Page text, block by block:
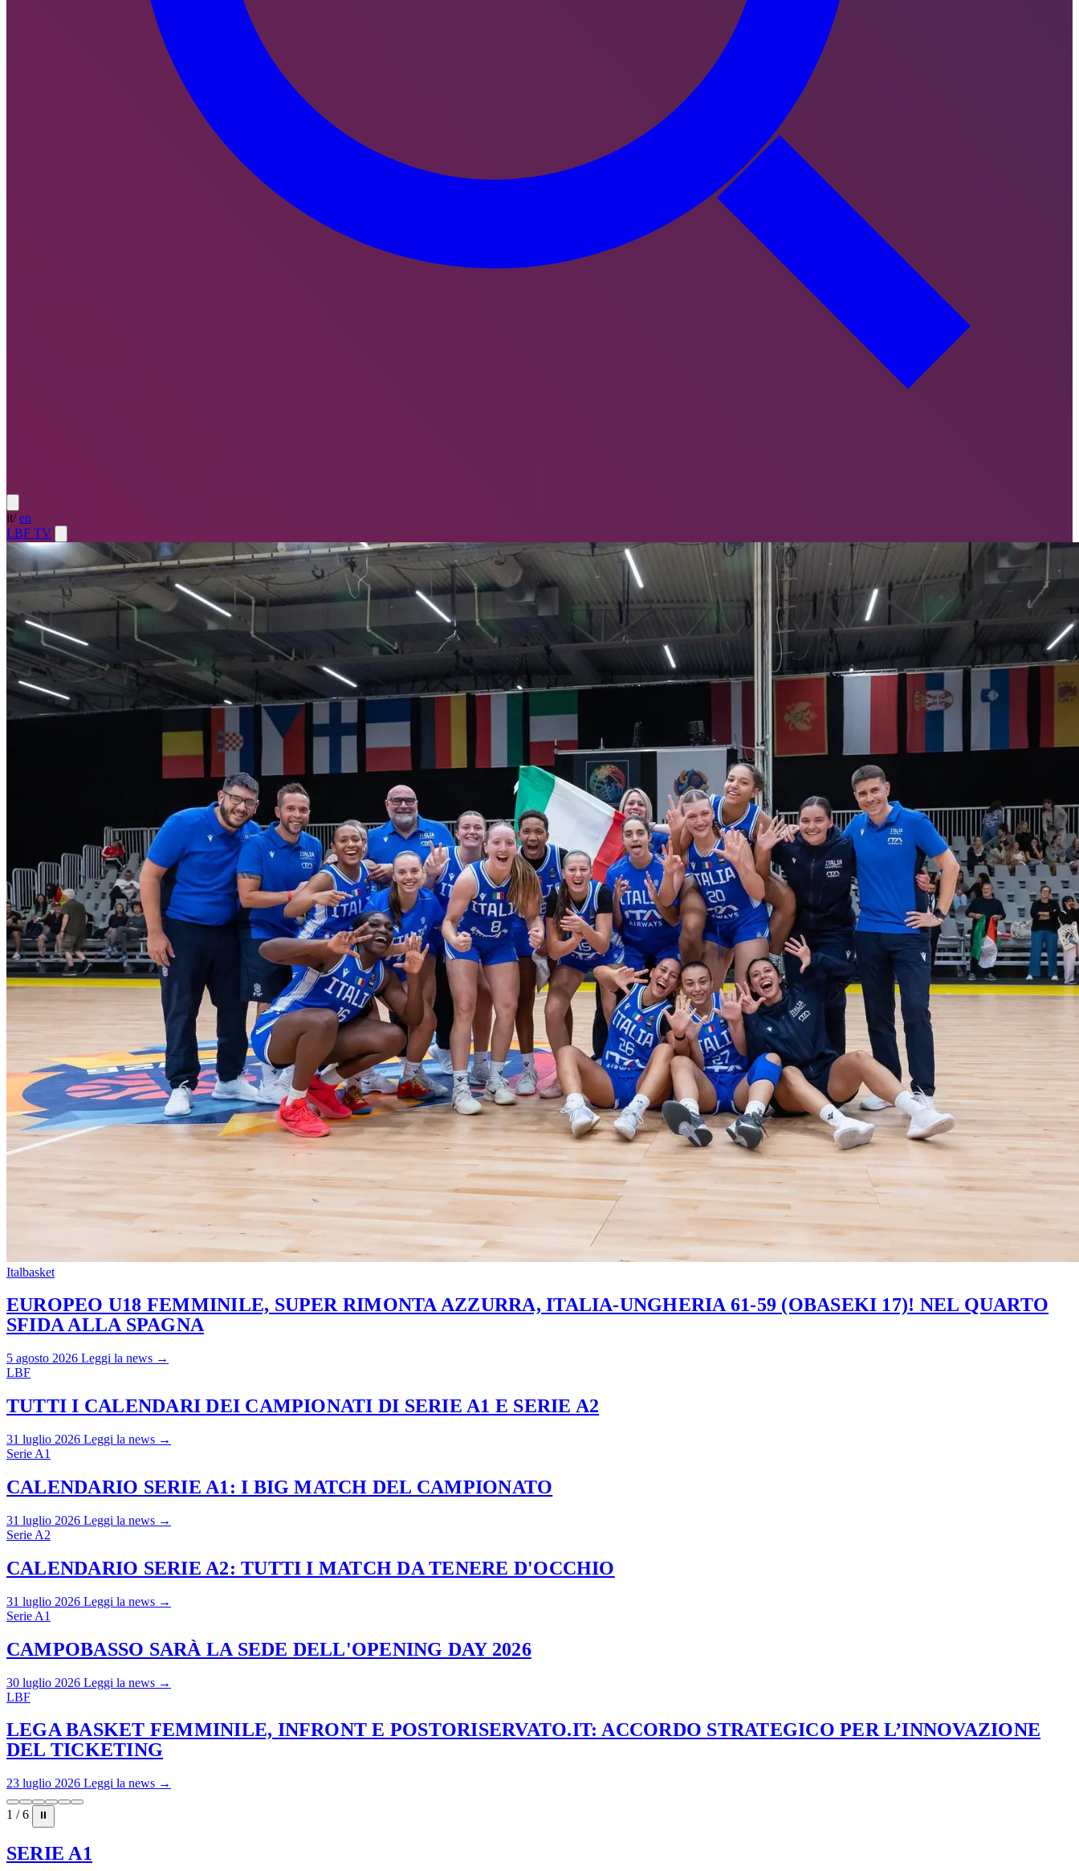
it/ en
LBF TV
Italbasket
EUROPEO U18 FEMMINILE, SUPER RIMONTA AZZURRA, ITALIA-UNGHERIA 61-59 (OBASEKI 17)! NEL QUARTO
SFIDA ALLA SPAGNA
5 agosto 2026 Leggi la news →
LBF
TUTTI I CALENDARI DEI CAMPIONATI DI SERIE A1 E SERIE A2
31 luglio 2026 Leggi la news →
Serie A1
CALENDARIO SERIE A1: I BIG MATCH DEL CAMPIONATO
31 luglio 2026 Leggi la news →
Serie A2
CALENDARIO SERIE A2: TUTTI I MATCH DA TENERE D'OCCHIO
31 luglio 2026 Leggi la news →
Serie A1
CAMPOBASSO SARÀ LA SEDE DELL'OPENING DAY 2026
30 luglio 2026 Leggi la news →
LBF
LEGA BASKET FEMMINILE, INFRONT E POSTORISERVATO.IT: ACCORDO STRATEGICO PER L’INNOVAZIONE
DEL TICKETING
23 luglio 2026 Leggi la news →
1 / 6 ⏸
SERIE A1